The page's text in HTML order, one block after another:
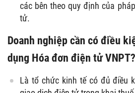
các bên theo quy định của
tử.
Doanh nghiệp cần có điều
dụng Hóa đơn điện tử VNPT?
Là tổ chức kinh tế có đủ điều